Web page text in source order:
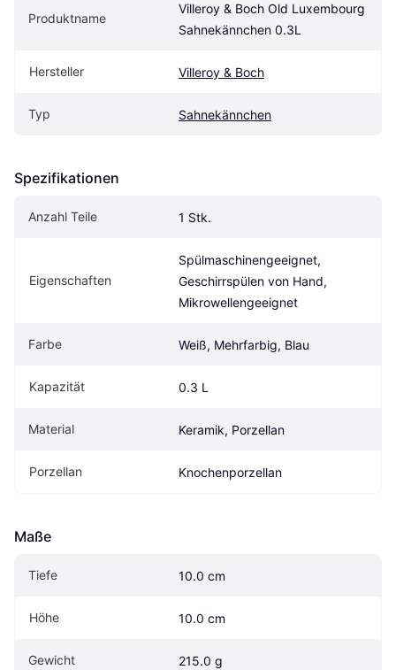
Produktname
Villeroy & Boch Old Luxembourg
Sahnekännchen 0.3L
Hersteller Villeroy & Boch
Typ Sahnekännchen
Spezifikationen
Anzahl Teile 1 Stk.
Eigenschaften
Spülmaschinengeeignet,
Geschirrspülen von Hand,
Mikrowellengeeignet
Farbe Weiß, Mehrfarbig, Blau
Kapazität 0.3 L
Material Keramik, Porzellan
Porzellan Knochenporzellan
Maße
Tiefe 10.0 cm
Höhe 10.0 cm
Gewicht 215.0 g